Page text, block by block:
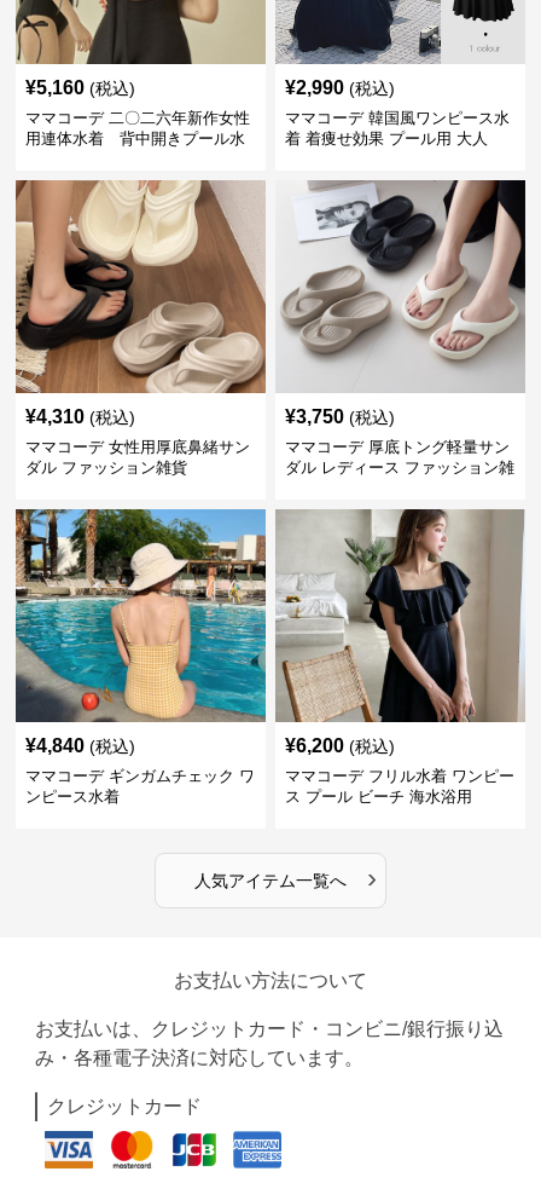
¥5,160 (税込)
ママコーデ 二〇二六年新作女性
用連体水着 背中開きプール水
¥2,990 (税込)
ママコーデ 韓国風ワンピース水
着 着痩せ効果 プール用 大人
¥4,310 (税込)
ママコーデ 女性用厚底鼻緒サン
ダル ファッション雑貨
¥3,750 (税込)
ママコーデ 厚底トング軽量サン
ダル レディース ファッション雑
¥4,840 (税込)
ママコーデ ギンガムチェック ワ
ンピース水着
¥6,200 (税込)
ママコーデ フリル水着 ワンピー
ス プール ビーチ 海水浴用
人気アイテム一覧へ ›
お支払い方法について
お支払いは、クレジットカード・コンビニ/銀行振り込
み・各種電子決済に対応しています。
クレジットカード